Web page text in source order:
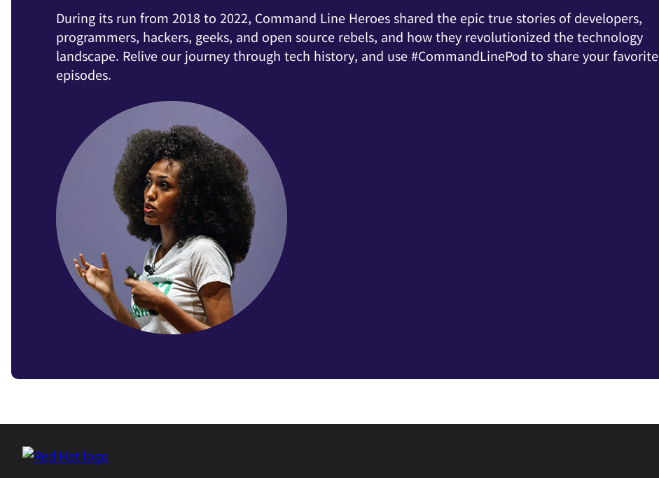
During its run from 2018 to 2022, Command Line Heroes shared the epic true stories of developers,
programmers, hackers, geeks, and open source rebels, and how they revolutionized the technology
landscape. Relive our journey through tech history, and use #CommandLinePod to share your favorite
episodes.